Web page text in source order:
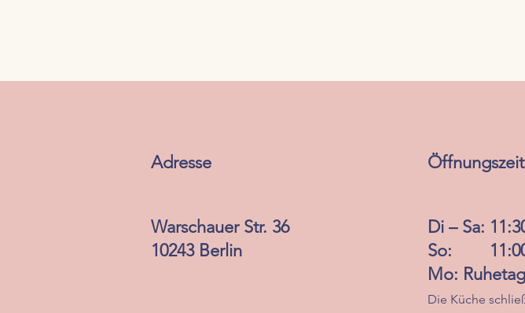
Adresse
Warschauer Str. 36
10243 Berlin
Di – Sa:
So: 11:00
Mo: Ruhetag
Die Küche